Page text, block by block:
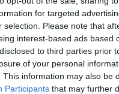
for targeted
selection. Please note that
interest-based ads based
to third parties prior
of your personal
This information may also be
Participants that may further
EURÓT
2023.11.11.